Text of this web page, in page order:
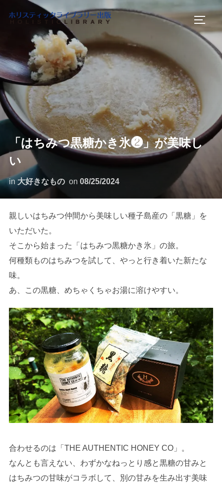
ツ
へ
ス
キ
ッ
サイ
「はちみつ黒糖かき氷❷」が美味し
い
in 大好きなもの on 08/25/2024
親しいはちみつ仲間から美味しい種子島産の「黒糖」を
いただいた。
そこから始まった「はちみつ黒糖かき氷」の旅。
何種類ものはちみつを試して、やっと行き着いた新たな
味。
あ、この黒糖、めちゃくちゃお湯に溶けやすい。
合わせるのは「THE AUTHENTIC HONEY CO」。
なんとも言えない、わずかなねっとり感と黒糖の甘みと
はちみつの甘味がコラボして、別の甘みを生み出す美味